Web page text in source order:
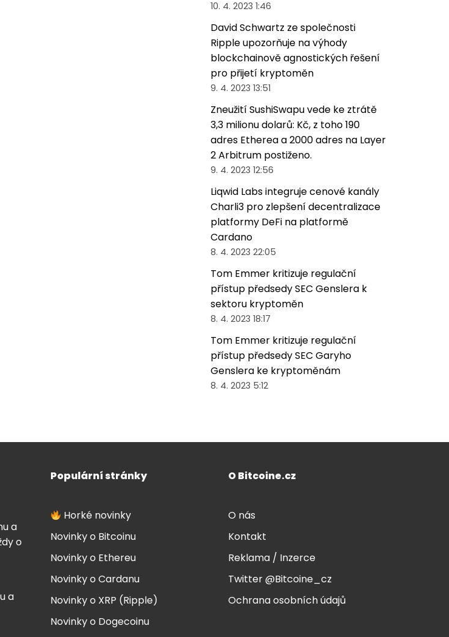
10. 4. 2023 1:46
David Schwartz ze společnosti
Ripple upozorňuje na výhody
blockchainově agnostických řešení
pro přijetí kryptoměn
9. 4. 2023 13:51
Zneužití SushiSwapu vede ke ztrátě
3,3 milionu dolarů: Kč, z toho 190
adres Etherea a 2000 adres na Layer
2 Arbitrum postiženo.
9. 4. 2023 12:56
Liqwid Labs integruje cenové kanály
Charli3 pro zlepšení decentralizace
platformy DeFi na platformě
Cardano
8. 4. 2023 22:05
Tom Emmer kritizuje regulační
přístup předsedy SEC Genslera k
sektoru kryptoměn
8. 4. 2023 18:17
Tom Emmer kritizuje regulační
přístup předsedy SEC Garyho
Genslera ke kryptoměnám
8. 4. 2023 5:12
a
o
a
Populární stránky
Horké novinky
Novinky o Bitcoinu
Novinky o Ethereu
Novinky o Cardanu
Novinky o XRP (Ripple)
Novinky o Dogecoinu
O Bitcoine.cz
O nás
Kontakt
Reklama / Inzerce
Twitter @Bitcoine_cz
Ochrana osobních údajů